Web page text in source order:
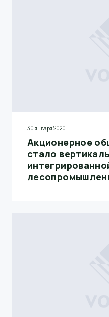
30 января 2020
Акционерное
стало